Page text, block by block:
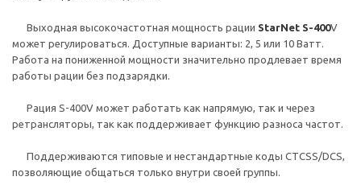
Выходная высокочастотная мощность рации StarNet S-400V
может регулироваться. Доступные варианты: 2, 5 или 10 Ватт.
Работа на пониженной мощности значительно продлевает время
работы рации без подзарядки.
Рация S-400V может работать как напрямую, так и через
ретрансляторы, так как поддерживает функцию разноса частот.
Поддерживаются типовые и нестандартные коды CTСSS/DCS,
позволяющие общаться только внутри своей группы.